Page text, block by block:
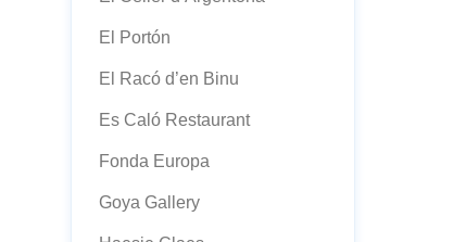
El Portón
El Racó d’en Binu
Es Caló Restaurant
Fonda Europa
Goya Gallery